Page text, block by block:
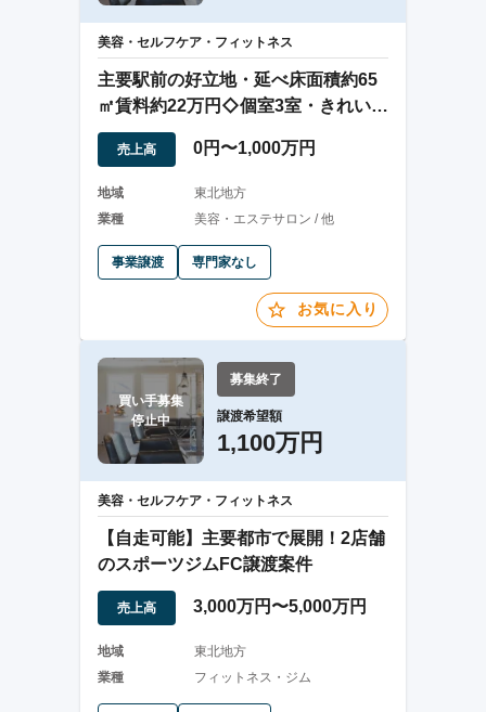
美容・セルフケア・フィットネス
主要駅前の好立地・延べ床面積約65
㎡賃料約22万円◇個室3室・きれいな
店内が魅力
売上高 0円〜1,000万円
地域
東北地方
業種
美容・エステサロン / 他
事業譲渡 専門家なし
お気に入り
買い手募集
停止中
募集終了
譲渡希望額
1,100万円
美容・セルフケア・フィットネス
【自走可能】主要都市で展開！2店舗
のスポーツジムFC譲渡案件
売上高 3,000万円〜5,000万円
地域
東北地方
業種
フィットネス・ジム